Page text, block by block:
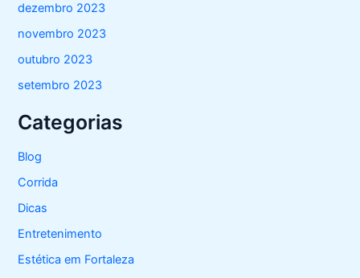
dezembro 2023
novembro 2023
outubro 2023
setembro 2023
Categorias
Blog
Corrida
Dicas
Entretenimento
Estética em Fortaleza